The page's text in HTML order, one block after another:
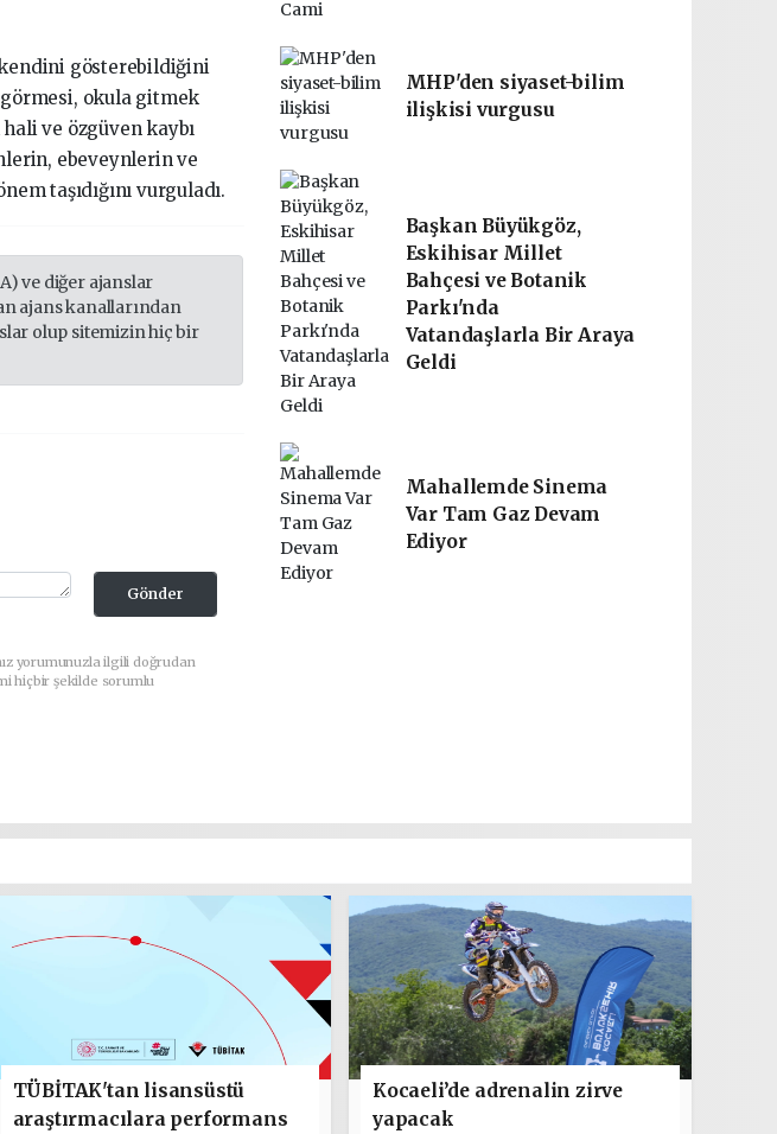
gösterebildiğini
okula gitmek
ve özgüven kaybı
ebeveynlerin ve
taşıdığını vurguladı.
ve diğer ajanslar
ajans kanallarından
olup sitemizin hiç bir
Gönder
yorumunuzla ilgili doğrudan
hiçbir şekilde sorumlu
MHP'den siyaset-bilim
ilişkisi vurgusu
Başkan Büyükgöz,
Eskihisar Millet
Bahçesi ve Botanik
Parkı'nda
Vatandaşlarla Bir Araya
Geldi
Mahallemde Sinema
Var Tam Gaz Devam
Ediyor
TÜBİTAK'tan lisansüstü
araştırmacılara performans
Kocaeli’de adrenalin zirve
yapacak